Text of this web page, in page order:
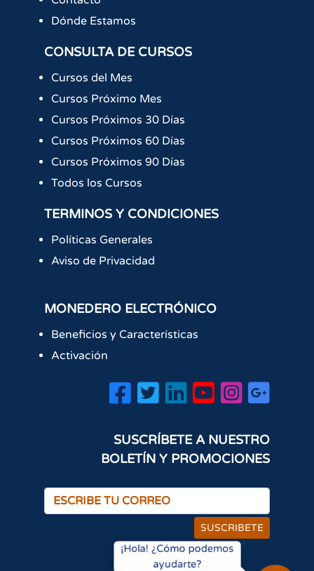
Dónde Estamos
CONSULTA DE CURSOS
Cursos del Mes
Cursos Próximo Mes
Cursos Próximos 30 Días
Cursos Próximos 60 Días
Cursos Próximos 90 Días
Todos los Cursos
TERMINOS Y CONDICIONES
Políticas Generales
Aviso de Privacidad
MONEDERO ELECTRÓNICO
Beneficios y Características
Activación
SUSCRÍBETE A NUESTRO
BOLETÍN Y PROMOCIONES
SUSCRIBETE
¡Hola! ¿Cómo podemos
ayudarte?
×